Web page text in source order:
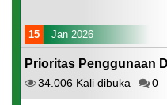
15 Jan 2026
Prioritas Penggunaan
34.006 Kali dibuka 0